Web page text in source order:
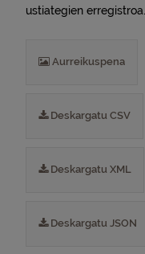
ustiategien erregistroa.
Aurreikuspena
Deskargatu CSV
Deskargatu XML
Deskargatu JSON